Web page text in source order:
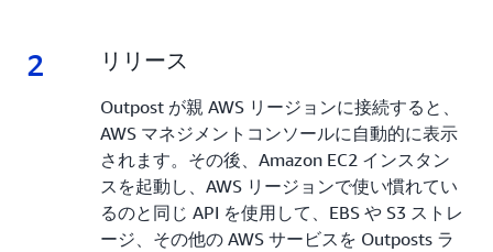
2 2.
リリース
Outpost が親 AWS リージョンに接続すると、
AWS マネジメントコンソールに自動的に表示
されます。その後、Amazon EC2 インスタン
スを起動し、AWS リージョンで使い慣れてい
るのと同じ API を使用して、EBS や S3 ストレ
ージ、その他の AWS サービスを Outposts ラ